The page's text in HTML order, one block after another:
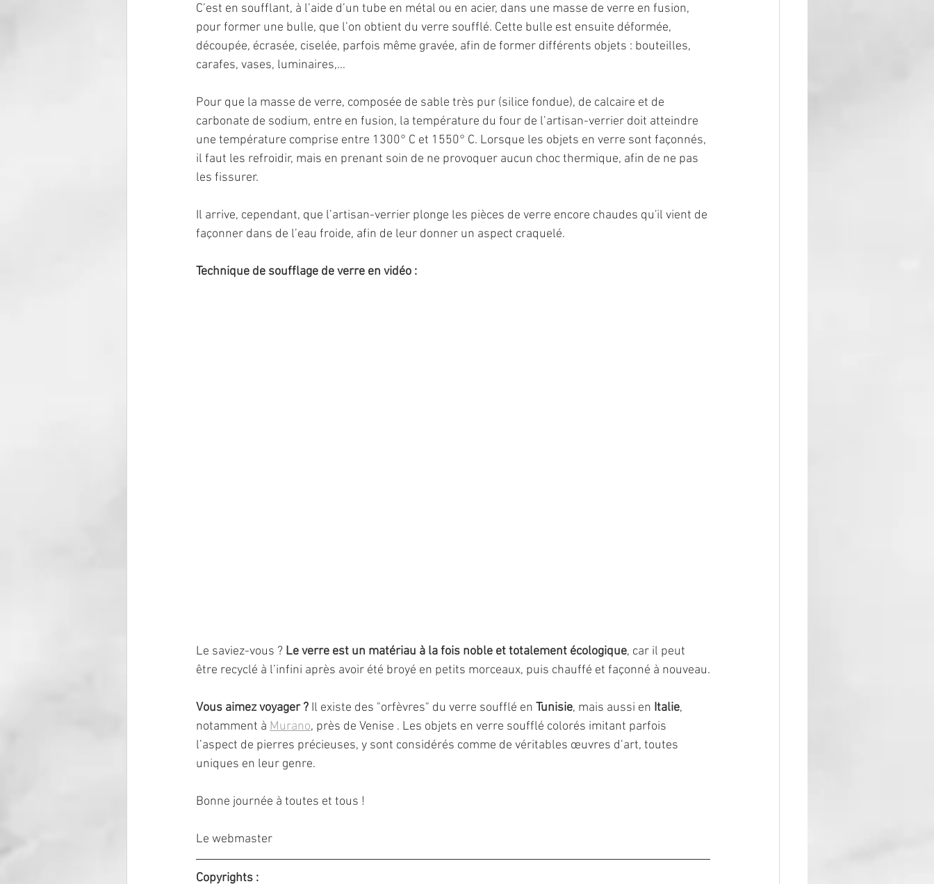
C’est en soufflant, à l’aide d’un tube en métal ou en acier, dans une masse de verre en fusion,
pour former une bulle, que l’on obtient du verre soufflé. Cette bulle est ensuite déformée,
découpée, écrasée, ciselée, parfois même gravée, afin de former différents objets : bouteilles,
carafes, vases, luminaires,…
Pour que la masse de verre, composée de sable très pur (silice fondue), de calcaire et de
carbonate de sodium, entre en fusion, la température du four de l’artisan-verrier doit atteindre
une température comprise entre 1300° C et 1550° C. Lorsque les objets en verre sont façonnés,
il faut les refroidir, mais en prenant soin de ne provoquer aucun choc thermique, afin de ne pas
les fissurer.
Il arrive, cependant, que l’artisan-verrier plonge les pièces de verre encore chaudes qu'il vient de
façonner dans de l’eau froide, afin de leur donner un aspect craquelé.
Technique de soufflage de verre en vidéo :
Le saviez-vous ? Le verre est un matériau à la fois noble et totalement écologique, car il peut
être recyclé à l’infini après avoir été broyé en petits morceaux, puis chauffé et façonné à nouveau.
Vous aimez voyager ? Il existe des "orfèvres" du verre soufflé en Tunisie, mais aussi en Italie,
notamment à Murano, près de Venise . Les objets en verre soufflé colorés imitant parfois
l’aspect de pierres précieuses, y sont considérés comme de véritables œuvres d’art, toutes
uniques en leur genre.
Bonne journée à toutes et tous !
Le webmaster
Copyrights :